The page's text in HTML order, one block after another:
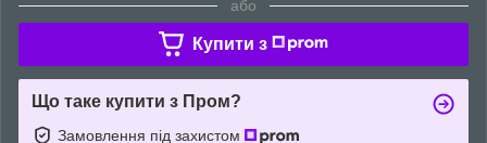
або
Купити з
Що таке купити з Пром?
Замовлення під захистом